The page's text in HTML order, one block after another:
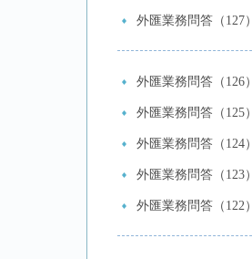
外匯業務問答（127）
外匯業務問答（126）
外匯業務問答（125）
外匯業務問答（124）
外匯業務問答（123）
外匯業務問答（122）